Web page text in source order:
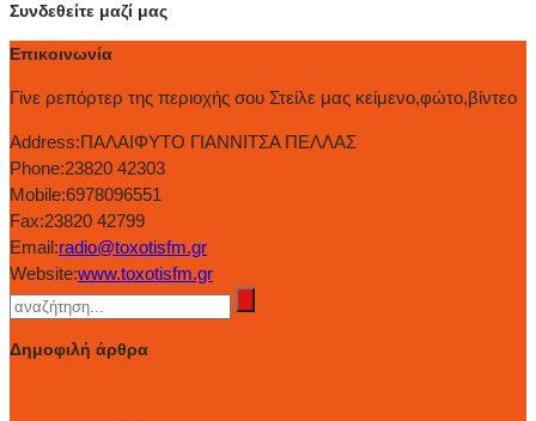
Συνδεθείτε μαζί μας
Επικοινωνία
Γίνε ρεπόρτερ της περιοχής σου Στείλε μας κείμενο,φώτο,βίντεο
Address:ΠΑΛΑΙΦΥΤΟ ΓΙΑΝΝΙΤΣΑ ΠΕΛΛΑΣ
Phone:23820 42303
Mobile:6978096551
Fax:23820 42799
Email:radio@toxotisfm.gr
Website:www.toxotisfm.gr
Δημοφιλή άρθρα